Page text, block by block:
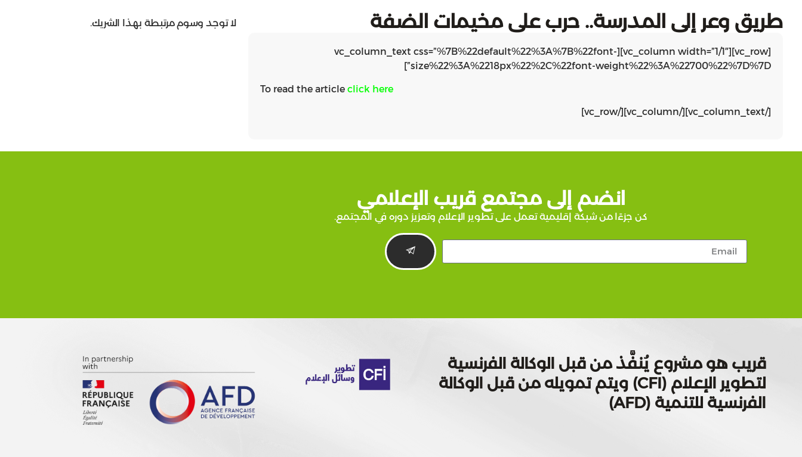
طريق وعر إلى المدرسة.. حرب على مخيمات الضفة
[vc_row][vc_column width=”1/1″][vc_column_text css=”%7B%22default%22%3A%7B%22font-
size%22%3A%2218px%22%2C%22font-weight%22%3A%22700%22%7D%7D”]
To read the article click here
[/vc_column_text][/vc_column][/vc_row]
لا توجد وسوم مرتبطة بهذا الشريك.
انضم إلى مجتمع قريب الإعلامي
كن جزءًا من شبكة إقليمية تعمل على تطوير الإعلام وتعزيز دوره في المجتمع.
قريب هو مشروع يُنفَّذ من قبل الوكالة الفرنسية
لتطوير الإعلام (CFI) ويتم تمويله من قبل الوكالة
الفرنسية للتنمية (AFD)